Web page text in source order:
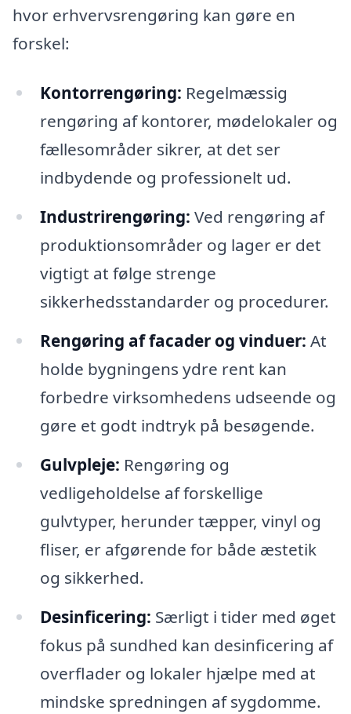
hvor erhvervsrengøring kan gøre en
forskel:
Kontorrengøring: Regelmæssig
rengøring af kontorer, mødelokaler og
fællesområder sikrer, at det ser
indbydende og professionelt ud.
Industrirengøring: Ved rengøring af
produktionsområder og lager er det
vigtigt at følge strenge
sikkerhedsstandarder og procedurer.
Rengøring af facader og vinduer: At
holde bygningens ydre rent kan
forbedre virksomhedens udseende og
gøre et godt indtryk på besøgende.
Gulvpleje: Rengøring og
vedligeholdelse af forskellige
gulvtyper, herunder tæpper, vinyl og
fliser, er afgørende for både æstetik
og sikkerhed.
Desinficering: Særligt i tider med øget
fokus på sundhed kan desinficering af
overflader og lokaler hjælpe med at
mindske spredningen af sygdomme.